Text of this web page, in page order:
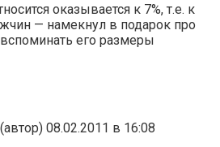
оказывается к 7%, т.е. к
— намекнул в подарок про
его размеры
(автор) 08.02.2011 в 16:08